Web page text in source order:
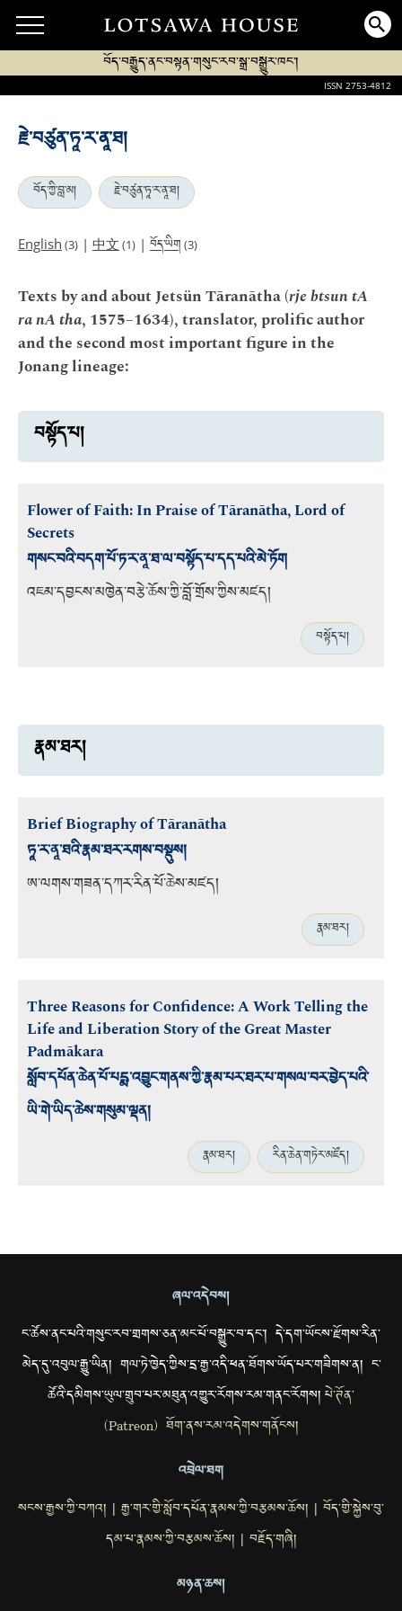
བོད་བརྒྱུད་ནང་བསྟན་གསུང་རབ་སྒྲ་བསྒྱུར་ཁང་།
ISSN 2753-4812
རྗེ་བཙུན་ཏཱ་ར་ནཱ་ཐ།
བོད་ཀྱི་བླ་མ། རྗེ་བཙུན་ཏཱ་ར་ནཱ་ཐ།
English (3) | 中文 (1) | བོད་ཡིག (3)
Texts by and about Jetsün Tāranātha (rje btsun tA
ra nA tha, 1575–1634), translator, prolific author
and the second most important figure in the
Jonang lineage:
བསྟོད་པ།
Flower of Faith: In Praise of Tāranātha, Lord of
Secrets
གསང་བའི་བདག་པོ་ཏ་ར་ནཱ་ཐ་ལ་བསྟོད་པ་དད་པའི་མེ་ཏོག
འཇམ་དབྱངས་མཁྱེན་བརྩེ་ཆོས་ཀྱི་བློ་གྲོས་ཀྱིས་མཛད།
བསྟོད་པ།
རྣམ་ཐར།
Brief Biography of Tāranātha
ཏཱ་ར་ནཱ་ཐའི་རྣམ་ཐར་རགས་བསྡུས།
ཨ་ལགས་གཟན་དཀར་རིན་པོ་ཆེས་མཛད།
རྣམ་ཐར།
Three Reasons for Confidence: A Work Telling the
Life and Liberation Story of the Great Master
Padmākara
སློབ་དཔོན་ཆེན་པོ་པདྨ་འབྱུང་གནས་ཀྱི་རྣམ་པར་ཐར་པ་གསལ་བར་བྱེད་པའི་
ཡི་གེ་ཡིད་ཆེས་གསུམ་ལྡན།
རྣམ་ཐར། རིན་ཆེན་གཏེར་མཛོད།
ཞལ་འདེབས།
ང་ཚོས་ནང་པའི་གསུང་རབ་གྲགས་ཅན་མང་པོ་བསྒྱུར་བ་དང་། དེ་དག་ཡོངས་རྫོགས་རིན་
མེད་དུ་འབུལ་རྒྱུ་ཡིན། གལ་ཏེ་ཁྱེད་ཀྱིས་དྲ་རྒྱ་འདི་ཕན་ཐོགས་ཡོད་པར་གཟིགས་ན། ང་
ཚོའི་དམིགས་ཡུལ་གྲུབ་པར་མཐུན་འགྱུར་རོགས་རམ་གནང་རོགས།པེ་ཊོན་
(Patreon) ཐོག་ནས་རམ་འདེགས་གནོངས།
འབྲེལ་ཐག
སངས་རྒྱས་ཀྱི་བཀའ། | རྒྱ་གར་གྱི་སློབ་དཔོན་རྣམས་ཀྱི་བརྩམས་ཆོས། | བོད་གྱི་སྐྱེས་བུ་
དམ་པ་རྣམས་ཀྱི་བརྩམས་ཆོས། | བརྗོད་གཞི།
མཉན་ཆས།